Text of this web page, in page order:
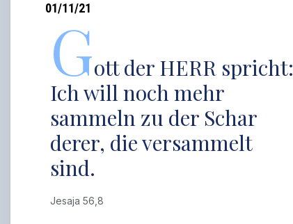
01/11/21
Gott der HERR spricht:
Ich will noch mehr
sammeln zu der Schar
derer, die versammelt
sind.
Jesaja 56,8